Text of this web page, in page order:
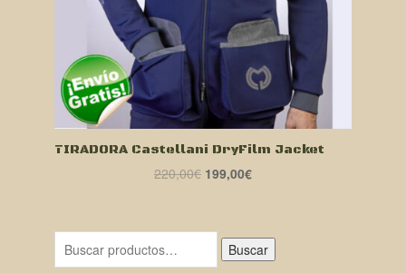
TIRADORA Castellani DryFilm Jacket
220,00€ El
era:
220,00€.
199,00€El
es:
199,00€.
Buscar